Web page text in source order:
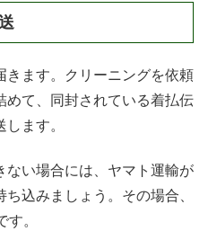
きます。クリーニングを依頼
めて、同封されている着払伝
ます。
ない場合には、ヤマト運輸が
込みましょう。その場合、
す。